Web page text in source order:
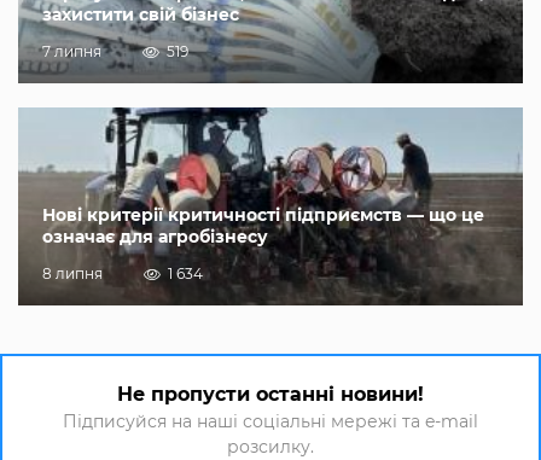
захистити свій бізнес
7 липня 519
Нові критерії критичності підприємств — що це
означає для агробізнесу
8 липня 1 634
Не пропусти останні новини!
Підписуйся на наші соціальні мережі та e-mail
розсилку.